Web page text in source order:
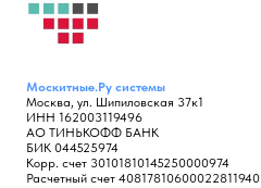
Москитные.Ру системы
Москва, ул. Шипиловская 37к1
ИНН 162003119496
АО ТИНЬКОФФ БАНК
БИК 044525974
Корр. счет 30101810145250000974
Расчетный счет 40817810600022811940